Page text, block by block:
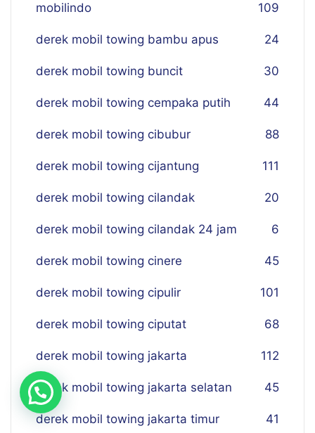
mobilindo 109
derek mobil towing bambu apus 24
derek mobil towing buncit 30
derek mobil towing cempaka putih 44
derek mobil towing cibubur 88
derek mobil towing cijantung 111
derek mobil towing cilandak 20
derek mobil towing cilandak 24 jam 6
derek mobil towing cinere 45
derek mobil towing cipulir 101
derek mobil towing ciputat 68
derek mobil towing jakarta 112
derek mobil towing jakarta selatan 45
derek mobil towing jakarta timur 41